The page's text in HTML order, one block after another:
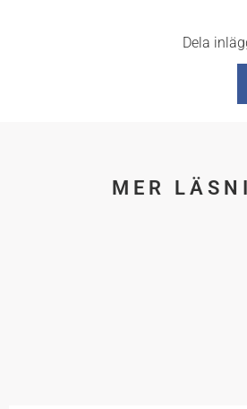
Dela
MER